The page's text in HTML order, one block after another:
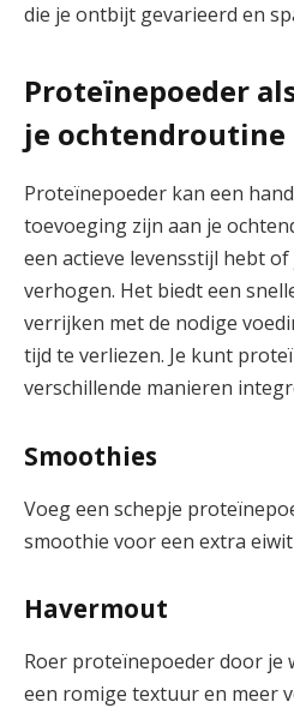
die je ontbijt gevarieerd en
Proteïnepoeder
je ochtendroutine
Proteïnepoeder kan een
toevoeging zijn aan je
een actieve levensstijl hebt
verhogen. Het biedt een
verrijken met de nodige
tijd te verliezen. Je kunt
verschillende manieren
Smoothies
Voeg een schepje
smoothie voor een extra
Havermout
Roer proteïnepoeder door je
een romige textuur en meer